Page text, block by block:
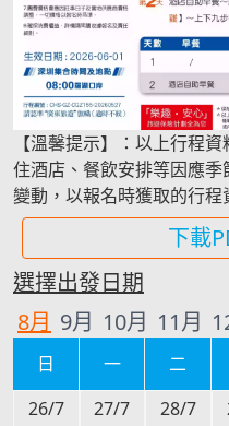
【溫馨提示】：以上行程
住酒店、餐飲安排等因應
變動，以報名時獲取的行程
下載
選擇出發日期
8月 9月 10月 11月
日 一 二
26/7
27/7 28/7